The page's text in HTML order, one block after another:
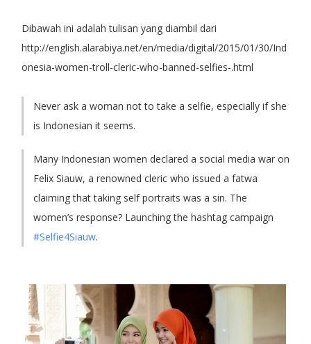
Dibawah ini adalah tulisan yang diambil dari
http://english.alarabiya.net/en/media/digital/2015/01/30/Ind
onesia-women-troll-cleric-who-banned-selfies-.html
Never ask a woman not to take a selfie, especially if she
is Indonesian it seems.
Many Indonesian women declared a social media war on
Felix Siauw, a renowned cleric who issued a fatwa
claiming that taking self portraits was a sin. The
women’s response? Launching the hashtag campaign
#Selfie4Siauw.